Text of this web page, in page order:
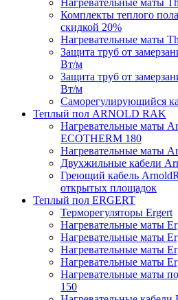
Нагревательные маты
Комплекты теплого
скидкой 20%
Нагревательные маты
Защита труб от
Вт/м
Защита труб от
Вт/м
Саморегулирующийся
Теплый пол ARNOLD RAK
Нагревательные маты
ECOTHERM 180
Нагревательные маты
Двухжильные кабели
Греющий кабель
открытых площадок
Теплый пол ERGERT
Терморегуляторы Ergert
Нагревательные маты
Нагревательные маты
Нагревательные маты
Нагревательные маты
Нагревательные маты
150